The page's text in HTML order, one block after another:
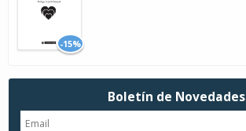
-15%
Boletín de Novedades